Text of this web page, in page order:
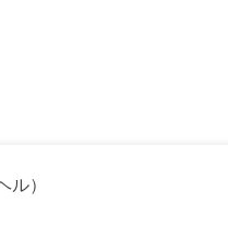
ル）